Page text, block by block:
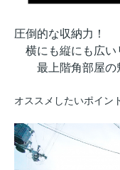
圧倒的な収納力！
横にも縦にも広い
最上階角部屋の
オススメしたいポイン